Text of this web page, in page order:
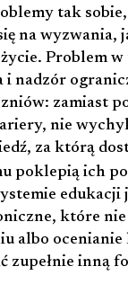
tak
na wyzwania,
Problem w
i nadzór
zamiast
nie
za którą
poklepią ich
edukacji
które
albo
zupełnie inną